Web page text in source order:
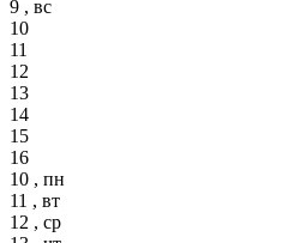
9 , вс
10
11
12
13
14
15
16
10 , пн
11 , вт
12 , ср